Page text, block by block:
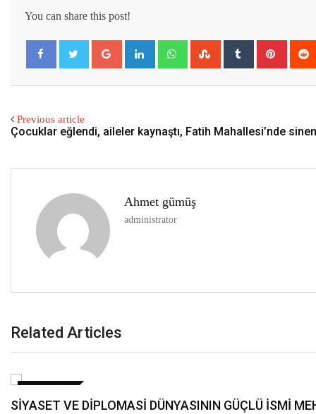
You can share this post!
Previous article
Çocuklar eğlendi, aileler kaynaştı, Fatih Mahallesi’nde
Ahmet gümüş
administrator
Related Articles
MİLLİ DİRİLİŞ PARTİSİ GENEL MERKEZ PARTİ